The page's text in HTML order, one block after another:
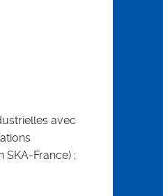
avec
SKA-France) ;